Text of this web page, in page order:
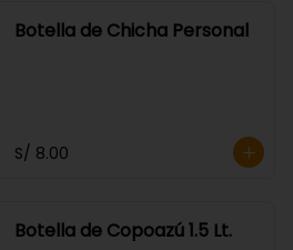
Botella de Chicha Personal
S/ 8.00
Botella de Copoazú 1.5 Lt.